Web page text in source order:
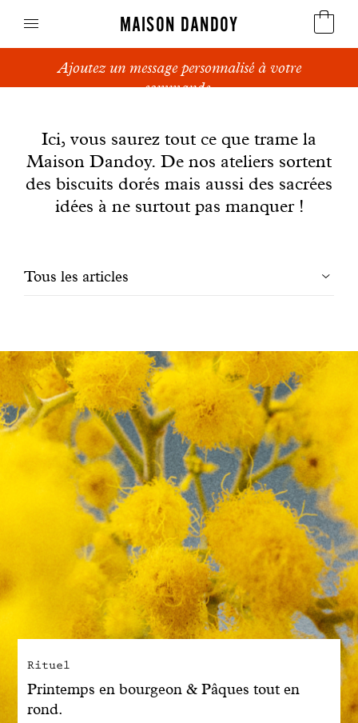
MAISON DANDOY
Speculoos
Pains sucrés
Gâteaux
Engagé avec bon sens
Manifesto
Dandoy Family
Boutiques
Mon compte
E-Shop
Ajoutez un message personnalisé à votre
commande.
Ici, vous saurez tout ce que trame la
Maison Dandoy. De nos ateliers sortent
des biscuits dorés mais aussi des sacrées
idées à ne surtout pas manquer !
Filtrer
Tous les articles
Rituel
Printemps en bourgeon & Pâques tout en
rond.